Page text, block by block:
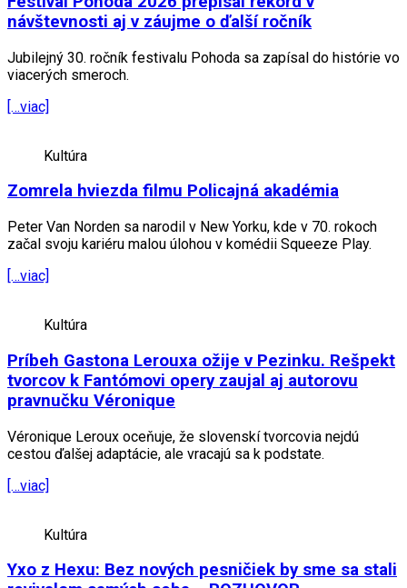
návštevnosti aj v záujme o ďalší ročník
Jubilejný 30. ročník festivalu Pohoda sa zapísal do histórie vo
viacerých smeroch.
[…viac]
Kultúra
Zomrela hviezda filmu Policajná akadémia
Peter Van Norden sa narodil v New Yorku, kde v 70. rokoch
začal svoju kariéru malou úlohou v komédii Squeeze Play.
[…viac]
Kultúra
Príbeh Gastona Lerouxa ožije v Pezinku. Rešpekt
tvorcov k Fantómovi opery zaujal aj autorovu
pravnučku Véronique
Véronique Leroux oceňuje, že slovenskí tvorcovia nejdú
cestou ďalšej adaptácie, ale vracajú sa k podstate.
[…viac]
Kultúra
Yxo z Hexu: Bez nových pesničiek by sme sa stali